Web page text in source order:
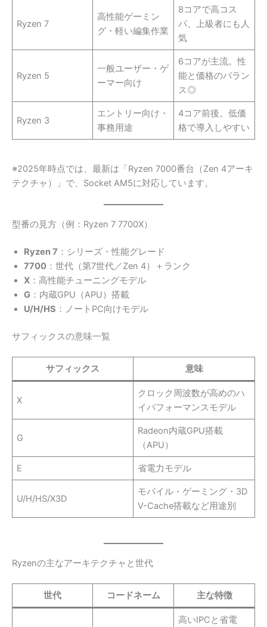
Ryzen 7
高性能ゲーミン
グ・軽い編集作業
8コアで高コス
パ、上級者にも人
気
Ryzen 5
一般ユーザー・ゲ
ーマー向け
6コアが主流。性
能と価格のバラン
ス◎
Ryzen 3
エントリー向け・
事務用途
4コア前後。低価
格で導入しやすい
※2025年時点では、最新は「Ryzen 7000番台（Zen 4アーキ
テクチャ）」で、Socket AM5に対応しています。
型番の見方（例：Ryzen 7 7700X）
Ryzen 7 ：シリーズ・性能グレード
7700 ：世代（第7世代／Zen 4）＋ランク
X ：高性能チューニングモデル
G ：内蔵GPU（APU）搭載
U/H/HS ：ノートPC向けモデル
サフィックスの意味一覧
サフィックス 意味
X
クロック周波数が高めのハ
イパフォーマンスモデル
G
Radeon内蔵GPU搭載
（APU）
E 省電力モデル
U/H/HS/X3D
モバイル・ゲーミング・3D
V-Cache搭載など用途別
Ryzenの主なアーキテクチャと世代
世代 コードネーム 主な特徴
高いIPCと省電